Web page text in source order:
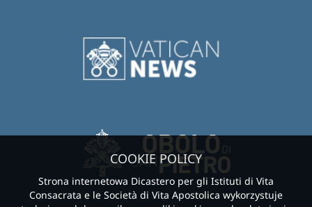
COOKIE POLICY
Strona internetowa Dicastero per gli Istituti di Vita
Consacrata e le Società di Vita Apostolica wykorzystuje